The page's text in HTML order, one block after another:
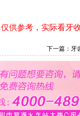
供参考，实际看牙
下一篇： 牙